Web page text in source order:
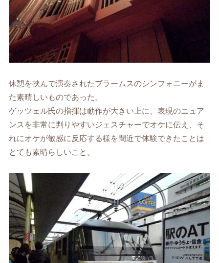
休憩を挟んで演奏されたブラームスのシンフォニーがま
た素晴しいものであった。
ゲッツェル氏の指揮は動作が大きい上に、表現のニュア
ンスを非常に判りやすいジェスチャーでオケに伝え、そ
れにオケが敏感に反応する様を間近で体験できたことは
とても素晴らしいこと。